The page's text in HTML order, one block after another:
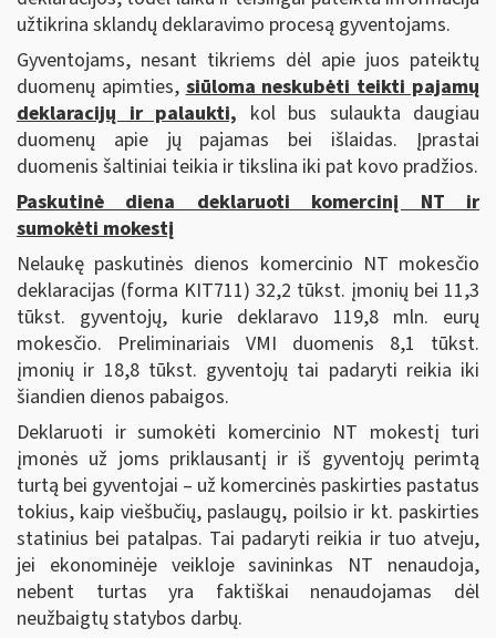
užtikrina sklandų deklaravimo procesą gyventojams.
Gyventojams, nesant tikriems dėl apie juos pateiktų
duomenų apimties, siūloma neskubėti teikti pajamų
deklaracijų ir palaukti, kol bus sulaukta daugiau
duomenų apie jų pajamas bei išlaidas. Įprastai
duomenis šaltiniai teikia ir tikslina iki pat kovo pradžios.
Paskutinė diena deklaruoti komercinį NT ir
sumokėti mokestį
Nelaukę paskutinės dienos komercinio NT mokesčio
deklaracijas (forma KIT711) 32,2 tūkst. įmonių bei 11,3
tūkst. gyventojų, kurie deklaravo 119,8 mln. eurų
mokesčio. Preliminariais VMI duomenis 8,1 tūkst.
įmonių ir 18,8 tūkst. gyventojų tai padaryti reikia iki
šiandien dienos pabaigos.
Deklaruoti ir sumokėti komercinio NT mokestį turi
įmonės už joms priklausantį ir iš gyventojų perimtą
turtą bei gyventojai – už komercinės paskirties pastatus
tokius, kaip viešbučių, paslaugų, poilsio ir kt. paskirties
statinius bei patalpas. Tai padaryti reikia ir tuo atveju,
jei ekonominėje veikloje savininkas NT nenaudoja,
nebent turtas yra faktiškai nenaudojamas dėl
neužbaigtų statybos darbų.